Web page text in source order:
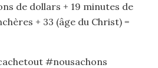
de dollars + 19 minutes de
+ 33 (âge du Christ) =
#nousachons